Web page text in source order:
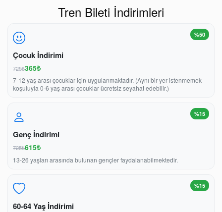
Tren Bileti İndirimleri
%50
Çocuk İndirimi
725₺365₺
7-12 yaş arası çocuklar için uygulanmaktadır. (Aynı bir yer istenmemek
koşuluyla 0-6 yaş arası çocuklar ücretsiz seyahat edebilir.)
%15
Genç İndirimi
725₺615₺
13-26 yaşları arasında bulunan gençler faydalanabilmektedir.
%15
60-64 Yaş İndirimi